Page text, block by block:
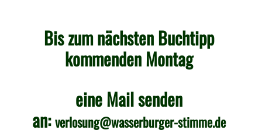
Bis zum nächsten Buchtipp
kommenden Montag
eine Mail senden
an:verlosung@wasserburger-stimme.de